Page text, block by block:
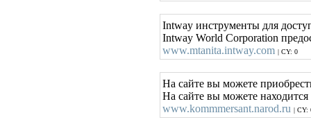
Intway инструменты для
Intway World Corporation
www.mtanita.intway.com | CY: 0
На сайте вы можете
На сайте вы можете находится
www.kommmersant.narod.ru | CY: